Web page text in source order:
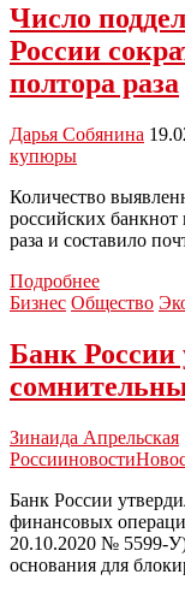
Число
России
полтора раза
Дарья Собянина
купюры
Количество
российских банкнот
раза и составило
ПодробнееЧисло
и
монет
в
больше
чем
в
полтора
раза
Бизнес Общество
Банк России
Зинаида Апрельская
Россииновости
Банк России
финансовых
20.10.2020 № 5599-
основания для